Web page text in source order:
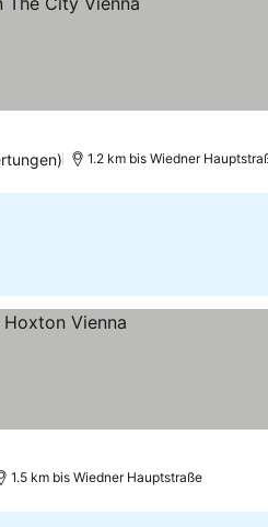
1.2 km bis Wiedner
1.5 km bis Wiedner Hauptstraße